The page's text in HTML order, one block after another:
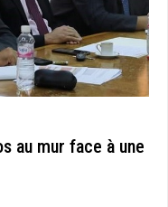
au mur face à une